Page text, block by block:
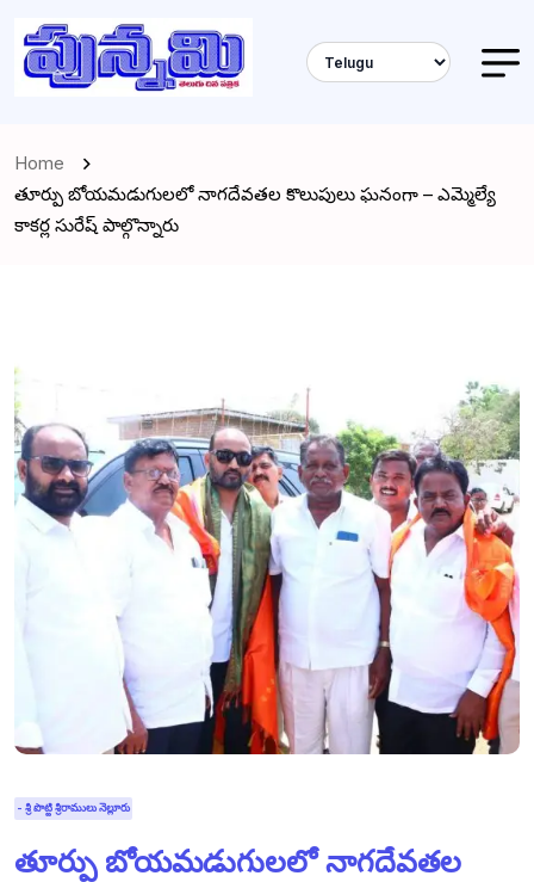
Home
తూర్పు బోయమడుగులలో నాగదేవతల కొలుపులు ఘనంగా – ఎమ్మెల్యే
కాకర్ల సురేష్ పాల్గొన్నారు
- శ్రీ పొట్టి శ్రీరాములు నెల్లూరు
తూర్పు బోయమడుగులలో నాగదేవతల